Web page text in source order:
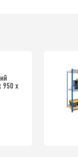
950 х